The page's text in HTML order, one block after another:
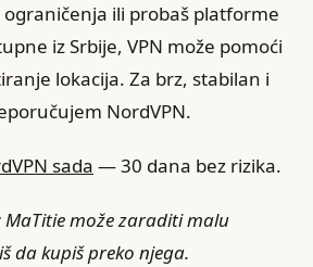
ili probaš platforme
iz Srbije, VPN može pomoći
lokacija. Za brz, stabilan i
NordVPN.
sada — 30 dana bez rizika.
MaTitie može zaraditi malu
da kupiš preko njega.